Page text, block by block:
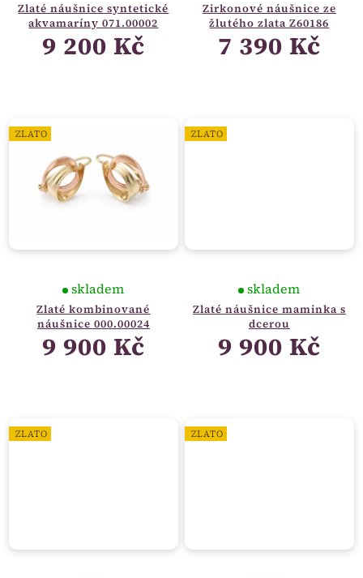
Zlaté náušnice syntetické
akvamaríny 071.00002
9 200 Kč
Zirkonové náušnice ze
žlutého zlata Z60186
7 390 Kč
ZLATO
Zlaté kombinované
náušnice 000.00024
skladem
9 900 Kč
ZLATO
Zlaté náušnice maminka s
dcerou
skladem
9 900 Kč
ZLATO ZLATO